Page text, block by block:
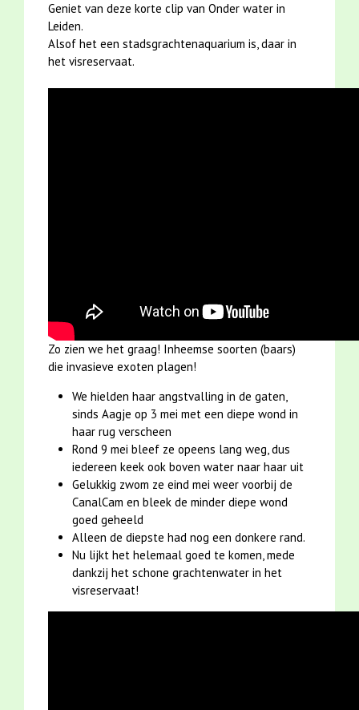
Geniet van deze korte clip van Onder water in
Leiden.
Alsof het een stadsgrachtenaquarium is, daar in
het visreservaat.
Zo zien we het graag! Inheemse soorten (baars)
die invasieve exoten plagen!
We hielden haar angstvalling in de gaten,
sinds Aagje op 3 mei met een diepe wond in
haar rug verscheen
Rond 9 mei bleef ze opeens lang weg, dus
iedereen keek ook boven water naar haar uit
Gelukkig zwom ze eind mei weer voorbij de
CanalCam en bleek de minder diepe wond
goed geheeld
Alleen de diepste had nog een donkere rand.
Nu lijkt het helemaal goed te komen, mede
dankzij het schone grachtenwater in het
visreservaat!